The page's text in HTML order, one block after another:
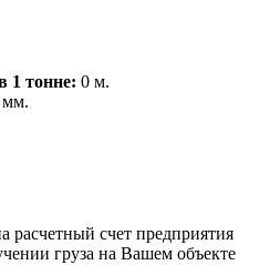
1 тонне: 0 м.
мм.
расчетный счет предприятия
груза на Вашем объекте